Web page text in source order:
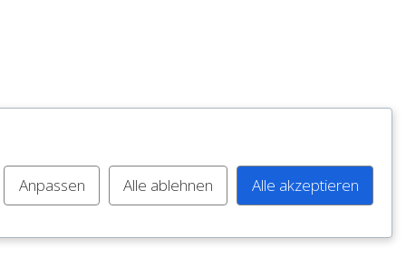
Anpassen Alle ablehnen Alle akzeptieren